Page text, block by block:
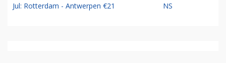
Jul: Rotterdam - Antwerpen €21 NS